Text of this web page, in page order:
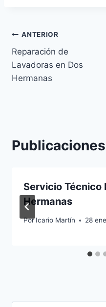
Navegación
de
entradas
ANTERIOR
Reparación de
Lavadoras en Dos
Hermanas
Servicio Técnico
Hermanas
Por Icario Martín 28